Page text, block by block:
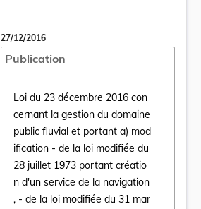
27/12/2016
Publication
Loi du 23 décembre 2016 con
cernant la gestion du domaine
public fluvial et portant a) mod
ification - de la loi modifiée du
28 juillet 1973 portant créatio
n d'un service de la navigation
, - de la loi modifiée du 31 mar